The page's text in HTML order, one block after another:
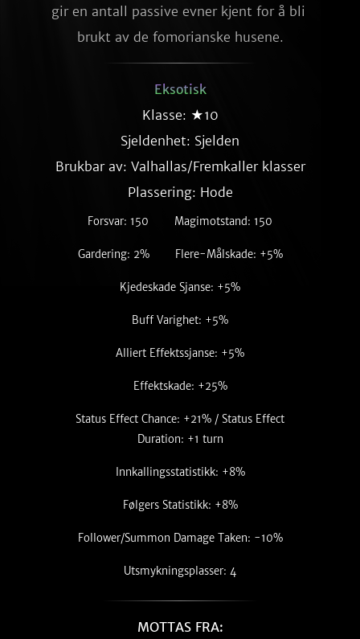
gir en antall passive evner kjent for å bli
brukt av de fomorianske husene.
Eksotisk
Klasse: ★10
Sjeldenhet: Sjelden
Brukbar av: Valhallas/Fremkaller klasser
Plassering: Hode
Forsvar: 150 Magimotstand: 150
Gardering: 2% Flere-Målskade: +5%
Kjedeskade Sjanse: +5%
Buff Varighet: +5%
Alliert Effektssjanse: +5%
Effektskade: +25%
Status Effect Chance: +21% / Status Effect
Duration: +1 turn
Innkallingsstatistikk: +8%
Følgers Statistikk: +8%
Follower/Summon Damage Taken: -10%
Utsmykningsplasser: 4
MOTTAS FRA: